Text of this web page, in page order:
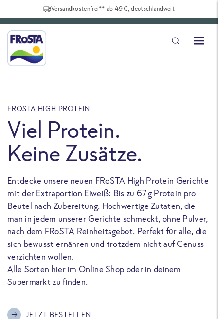
Versandkostenfrei** ab 49€, deutschlandweit
FROSTA HIGH PROTEIN
Viel Protein.
Keine Zusätze.
Entdecke unsere neuen FRoSTA High Protein Gerichte
mit der Extraportion Eiweiß: Bis zu 67 g Protein pro
Beutel nach Zubereitung. Hochwertige Zutaten, die
man in jedem unserer Gerichte schmeckt, ohne Pulver,
nach dem FRoSTA Reinheitsgebot. Perfekt für alle, die
sich bewusst ernähren und trotzdem nicht auf Genuss
verzichten wollen.
Alle Sorten hier im Online Shop oder in deinem
Supermarkt zu finden.
JETZT BESTELLEN